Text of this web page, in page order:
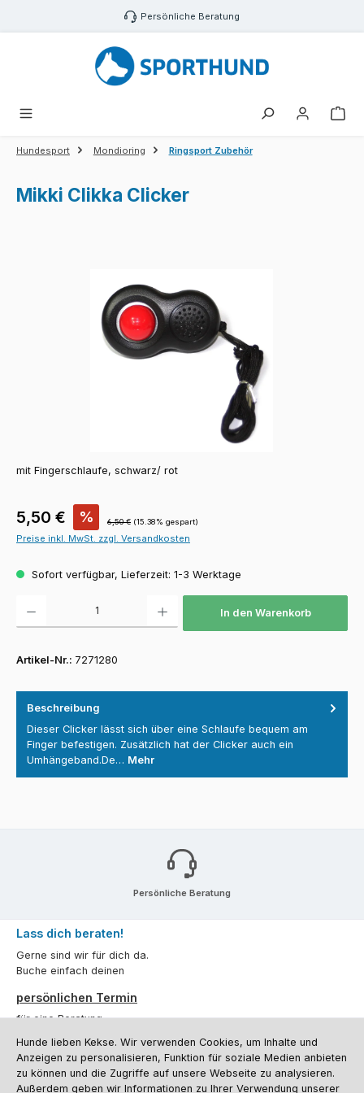
Zum Hauptinhalt springen Persönliche Beratung
Hundesport Mondioring Ringsport Zubehör
Mikki Clikka Clicker
mit Fingerschlaufe, schwarz/ rot
Verkaufspreis:
5,50 € % Regulärer Preis:
6,50 € (15.38% gespart)
Preise inkl. MwSt. zzgl. Versandkosten
Sofort verfügbar, Lieferzeit: 1-3 Werktage
In den Warenkorb
Artikel-Nr.: 7271280
Beschreibung
Dieser Clicker lässt sich über eine Schlaufe bequem am
Finger befestigen. Zusätzlich hat der Clicker auch ein
Umhängeband.De… Mehr
Persönliche Beratung
Lass dich beraten!
Gerne sind wir für dich da.
Buche einfach deinen
persönlichen Termin
für eine Beratung.
Oder über unserKontaktformular.
Vertrag widerrufen
Hunde lieben Kekse. Wir verwenden Cookies, um Inhalte und
Anzeigen zu personalisieren, Funktion für soziale Medien anbieten
zu können und die Zugriffe auf unsere Webseite zu analysieren.
Außerdem geben wir Informationen zu Ihrer Verwendung unserer